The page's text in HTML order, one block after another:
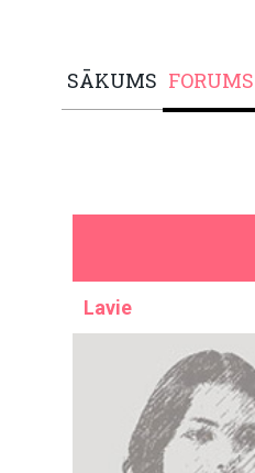
SĀKUMS FORUMS
Lavie